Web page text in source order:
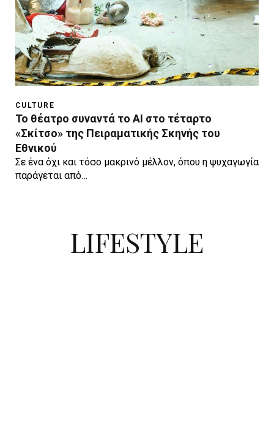
CULTURE
Το θέατρο συναντά το AI στο τέταρτο
«Σκίτσο» της Πειραματικής Σκηνής του
Εθνικού
Σε ένα όχι και τόσο μακρινό μέλλον, όπου η ψυχαγωγία
παράγεται από…
LIFESTYLE